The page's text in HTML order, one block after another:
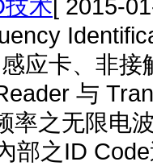
技术 [ 2015-
感应卡、非
与
率之无限电
部之ID